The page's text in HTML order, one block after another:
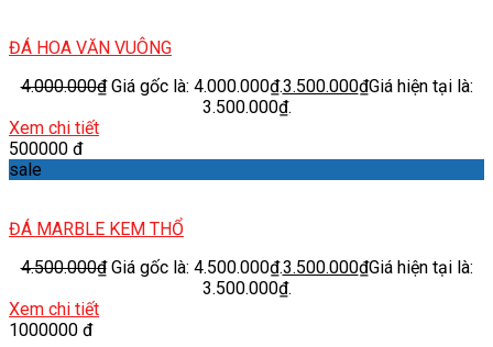
ĐÁ HOA VĂN VUÔNG
4.000.000₫ Giá gốc là: 4.000.000₫.3.500.000₫Giá hiện tại là:
3.500.000₫.
Xem chi tiết
500000 đ
sale
ĐÁ MARBLE KEM THỔ
4.500.000₫ Giá gốc là: 4.500.000₫.3.500.000₫Giá hiện tại là:
3.500.000₫.
Xem chi tiết
1000000 đ